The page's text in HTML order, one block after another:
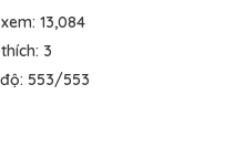
13,084
3
553/553